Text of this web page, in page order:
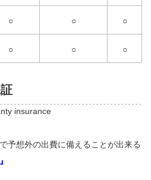
○ ○ ○
○ ○ ○
insurance
予想外の出費に備えることが出来る